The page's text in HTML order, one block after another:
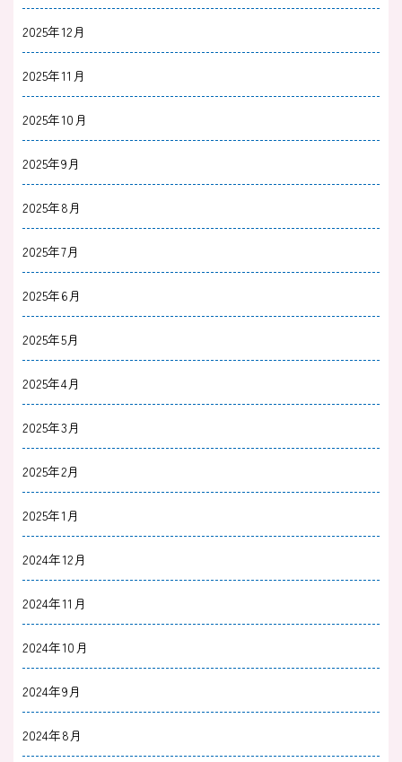
2025年12月
2025年11月
2025年10月
2025年9月
2025年8月
2025年7月
2025年6月
2025年5月
2025年4月
2025年3月
2025年2月
2025年1月
2024年12月
2024年11月
2024年10月
2024年9月
2024年8月